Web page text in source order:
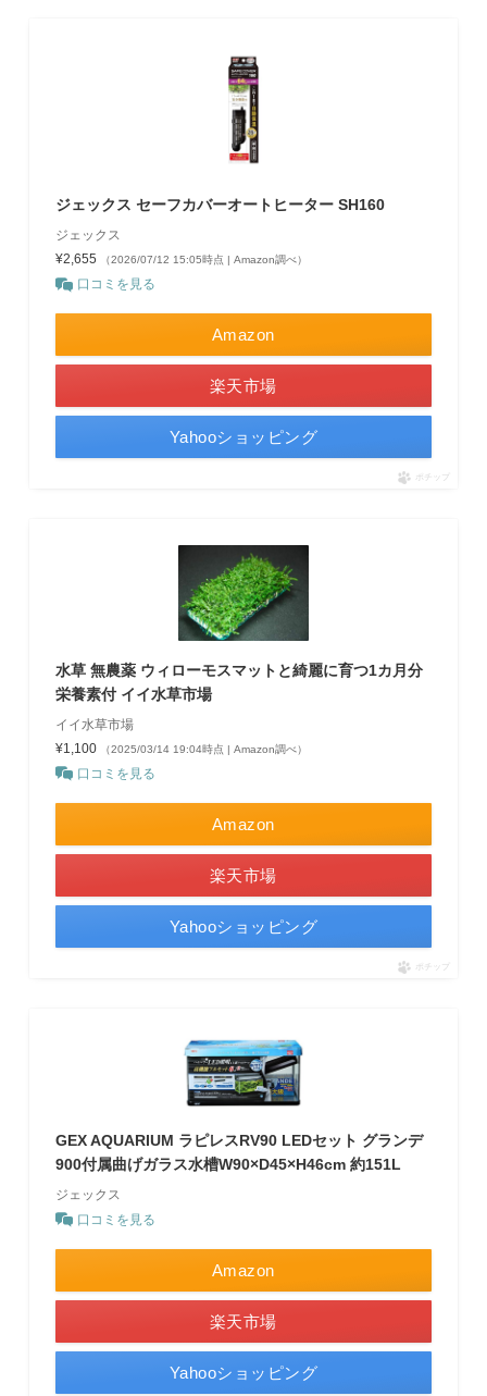
ジェックス セーフカバーオートヒーター SH160
ジェックス
¥2,655
（2026/07/12 15:05時点 | Amazon調べ）
口コミを見る
Amazon
楽天市場
Yahooショッピング
ポチップ
水草 無農薬 ウィローモスマットと綺麗に育つ1カ月分
栄養素付 イイ水草市場
イイ水草市場
¥1,100
（2025/03/14 19:04時点 | Amazon調べ）
口コミを見る
Amazon
楽天市場
Yahooショッピング
ポチップ
GEX AQUARIUM ラピレスRV90 LEDセット グランデ
900付属曲げガラス水槽W90×D45×H46cm 約151L
ジェックス
口コミを見る
Amazon
楽天市場
Yahooショッピング